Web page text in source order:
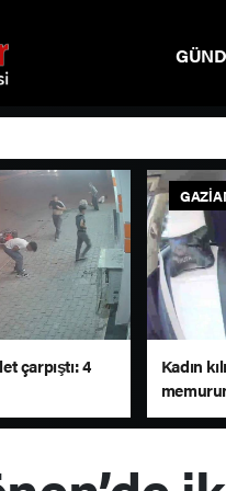
çarpıştı: 4
Kadın